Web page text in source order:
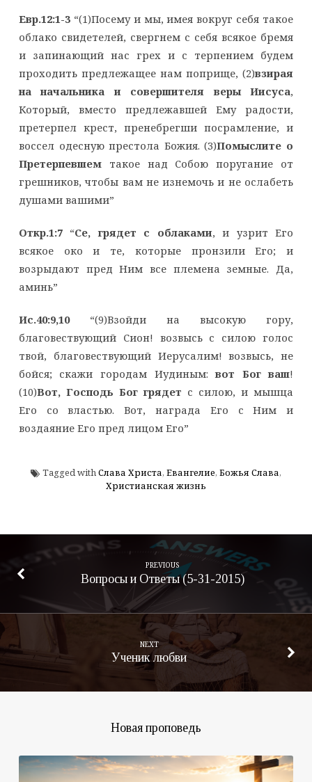
Евр.12:1-3“(1)Посему и мы, имея вокруг себя такое
облако свидетелей, свергнем с себя всякое бремя
и запинающий нас грех и с терпением будем
проходить предлежащее нам поприще, (2)взирая
на начальника и совершителя веры Иисуса,
Который, вместо предлежавшей Ему радости,
претерпел крест, пренебрегши посрамление, и
воссел одесную престола Божия. (3)Помыслите о
Претерпевшемтакое над Собою поругание от
грешников, чтобы вам не изнемочь и не ослабеть
душами вашими”
Откр.1:7“Се, грядет с облаками, и узрит Его
всякое око и те, которые пронзили Его; и
возрыдают пред Ним все племена земные. Да,
аминь”
Ис.40:9,10“(9)Взойди на высокую гору,
благовествующий Сион! возвысь с силою голос
твой, благовествующий Иерусалим! возвысь, не
бойся; скажи городам Иудиным:вот Бог ваш!
(10)Вот, Господь Бог грядет с силою, и мышца
Его со властью. Вот, награда Его с Ним и
воздаяние Его пред лицом Его”
Tagged withСлава Христа, Евангелие, Божья Слава,
Христианская жизнь
PREVIOUS
Вопросы и Ответы (5-31-2015)
NEXT
Ученик любви
Новая проповедь